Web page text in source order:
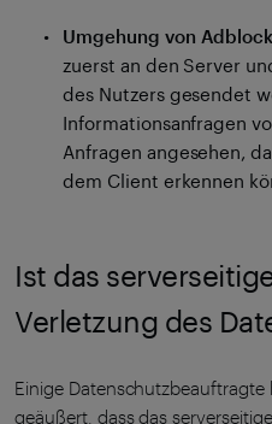
Umgehung von
zuerst an den Server
des Nutzers gesendet
Informationsanfragen
Anfragen angesehen,
dem Client erkennen
Ist das
Verletzung des
Einige
geäußert, dass das